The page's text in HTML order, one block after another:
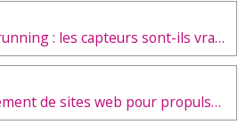
Montre podomètre running : les capteurs sont-ils vraiment précis ?
Découvrez l'hébergement de sites web pour propulser votre présence en ligne